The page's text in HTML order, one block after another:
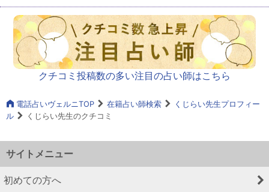
クチコミ投稿数の多い注目の占い師はこちら
電話占いヴェルニTOP 在籍占い師検索
くじらい先生プロフィー
ル
くじらい先生のクチコミ
サイトメニュー
初めての方へ